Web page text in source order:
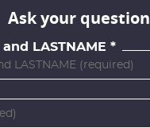
Ask your question
LASTNAME